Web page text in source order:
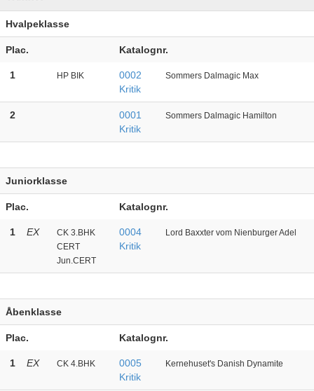
Hvalpeklasse
Plac. Katalognr.
1 HP BIK
0002
Kritik
Sommers Dalmagic Max
2
0001
Kritik
Sommers Dalmagic Hamilton
Juniorklasse
Plac. Katalognr.
1 EX
CK 3.BHK
CERT
Jun.CERT
0004
Kritik
Lord Baxxter vom Nienburger Adel
Åbenklasse
Plac. Katalognr.
1 EX CK 4.BHK
0005
Kritik
Kernehuset's Danish Dynamite